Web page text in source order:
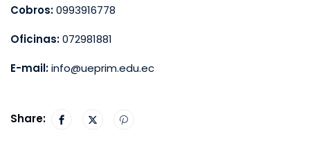
Cobros:0993916778
Oficinas:072981881
E-mail:info@ueprim.edu.ec
Share: